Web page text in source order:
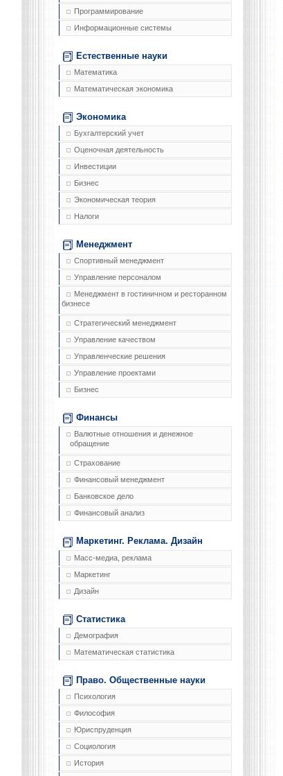
Программирование
Информационные системы
Естественные науки
Математика
Математическая экономика
Экономика
Бухгалтерский учет
Оценочная деятельность
Инвестиции
Бизнес
Экономическая теория
Налоги
Менеджмент
Спортивный менеджмент
Управление персоналом
Менеджмент в гостиничном и ресторанном
бизнесе
Стратегический менеджмент
Управление качеством
Управленческие решения
Управление проектами
Бизнес
Финансы
Валютные отношения и денежное
обращение
Страхование
Финансовый менеджмент
Банковское дело
Финансовый анализ
Маркетинг. Реклама. Дизайн
Масс-медиа, реклама
Маркетинг
Дизайн
Статистика
Демография
Математическая статистика
Право. Общественные науки
Психология
Философия
Юриспруденция
Социология
История